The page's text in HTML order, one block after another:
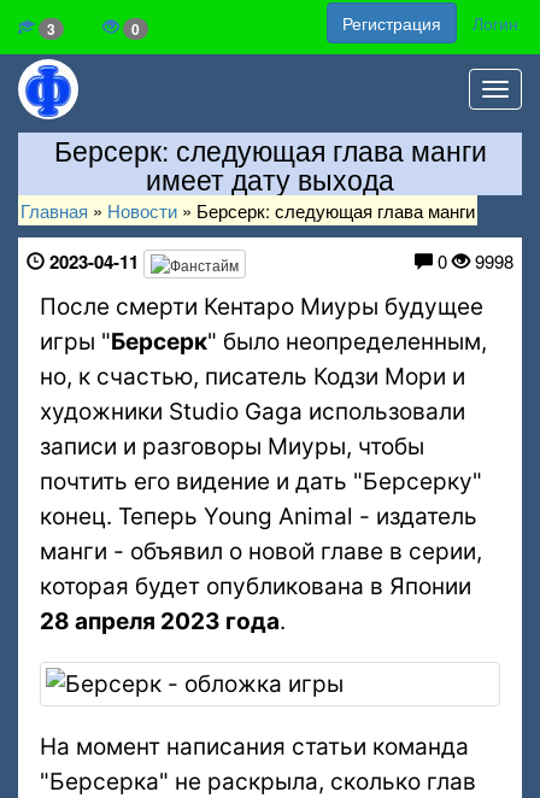
3 0 Регистрация Логин
Берсерк: следующая глава манги
имеет дату выхода
Главная » Новости » Берсерк: следующая глава манги
2023-04-11 0 9998
После смерти Кентаро Миуры будущее
игры "Берсерк" было неопределенным,
но, к счастью, писатель Кодзи Мори и
художники Studio Gaga использовали
записи и разговоры Миуры, чтобы
почтить его видение и дать "Берсерку"
конец. Теперь Young Animal - издатель
манги - объявил о новой главе в серии,
которая будет опубликована в Японии
28 апреля 2023 года.
На момент написания статьи команда
"Берсерка" не раскрыла, сколько глав